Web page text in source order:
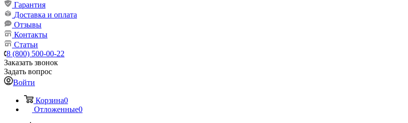
Гарантия
Доставка и оплата
Отзывы
Контакты
Статьи
8 (800) 500-00-22
Заказать звонок
Задать вопрос
Войти
Корзина0
Отложенные0